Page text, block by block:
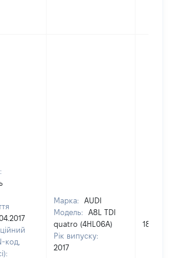
код,
Марка:
AUDI
Модель:
A8L TDI
quatro (4HL06A)
Рік випуску:
2017